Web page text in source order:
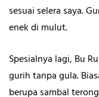
sesuai selera saya.
enek di mulut.
Spesialnya lagi, Bu
gurih tanpa gula.
berupa sambal